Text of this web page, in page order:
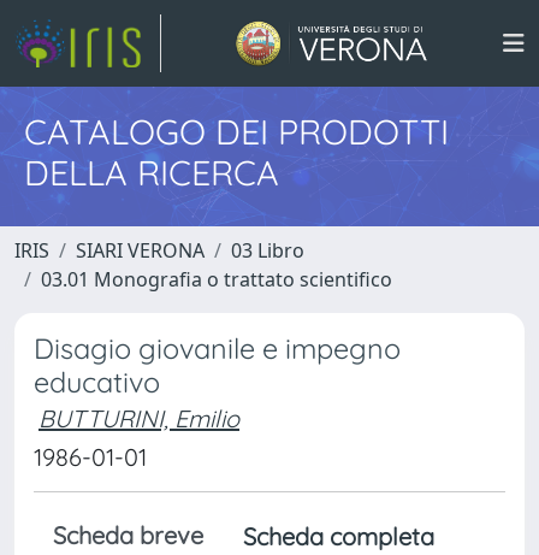
CATALOGO DEI PRODOTTI
DELLA RICERCA
IRIS SIARI VERONA
03 Libro
03.01 Monografia o trattato scientifico
Disagio giovanile e impegno
educativo
BUTTURINI, Emilio
1986-01-01
Scheda breve
Scheda completa